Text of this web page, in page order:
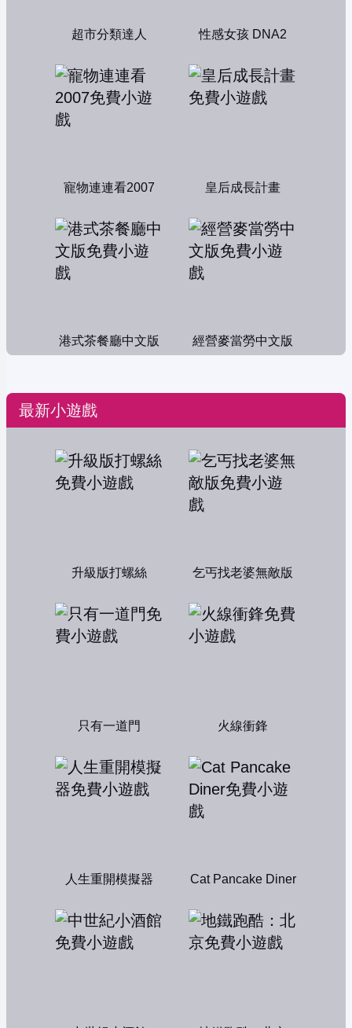
超市分類達人 性感女孩 DNA2
寵物連連看2007 皇后成長計畫
港式茶餐廳中文版 經營麥當勞中文版
最新小遊戲
升級版打螺絲 乞丐找老婆無敵版
只有一道門 火線衝鋒
人生重開模擬器 Cat Pancake Diner